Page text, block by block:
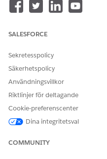
För att beräkna icke
Avgiftsjustering efter
Volymbaserade
Volymbaserad rabatt med
justering av kurs efter ID
Lägg till elementet
Så här kan du lägga till
din värderingsprocess.
SALESFORCE
Sekretesspolicy
Säkerhetspolicy
Användningsvillkor
Riktlinjer för deltagande
Cookie-preferenscenter
Dina integritetsval
COMMUNITY